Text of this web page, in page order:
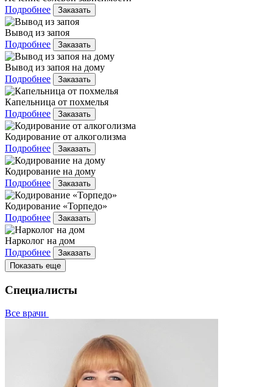
Подробнее
Заказать
Вывод из запоя
Подробнее
Заказать
Вывод из запоя на дому
Подробнее
Заказать
Капельница от похмелья
Подробнее
Заказать
Кодирование от алкоголизма
Подробнее
Заказать
Кодирование на дому
Подробнее
Заказать
Кодирование «Торпедо»
Подробнее
Заказать
Нарколог на дом
Подробнее
Заказать
Показать еще
Специалисты
Все врачи